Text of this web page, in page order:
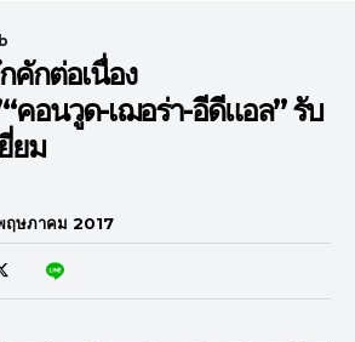
คักต่อเนื่อง
คอนวูด-เฌอร่า-อีดีแอล” รับ
ยม
ฤษภาคม 2017